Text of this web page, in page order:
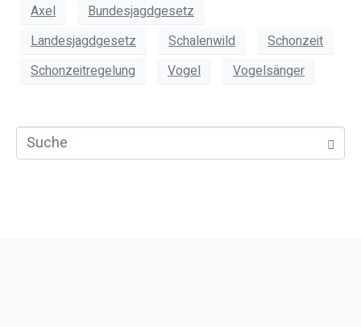
Axel
Bundesjagdgesetz
Landesjagdgesetz
Schalenwild
Schonzeit
Schonzeitregelung
Vogel Vogelsänger